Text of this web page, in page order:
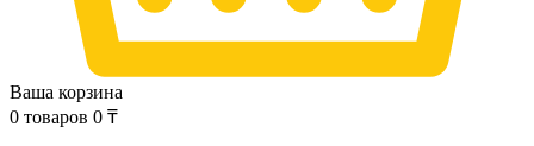
Ваша корзина
0 товаров 0 ₸